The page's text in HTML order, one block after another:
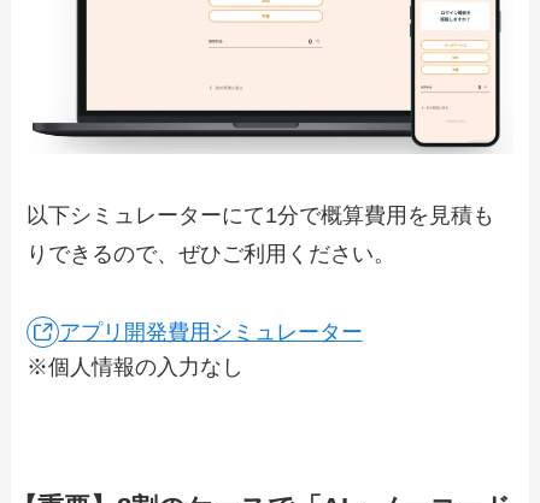
以下シミュレーターにて1分で概算費用を見積も
りできるので、ぜひご利用ください。
アプリ開発費用シミュレーター
※個人情報の入力なし